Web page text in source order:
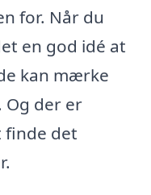
for. Når du
en god idé at
kan mærke
der er
finde det